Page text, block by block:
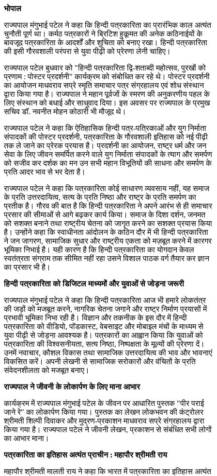
भोपाल
राज्यपाल मंगुभाई पटेल ने कहा कि हिन्दी पत्रकारिता का प्रारंभिक काल अत्यंत
चुनौती पूर्ण था। कर्मठ पत्रकारों ने ब्रिटिश हुकूमत की अनेक कठिनाईयों के
बावजूद पत्रकारिता के आदर्शों और शुचिता को बनाए रखा। हिन्दी पत्रकारिता
की इसी गौरवशाली परंपरा से युवा पीढ़ी को प्रेरणा लेनी चाहिए।
राज्यपाल पटेल बुधवार को "हिन्दी पत्रकारिता द्वि-शताब्दी महोत्सव, पुरखों को
प्रणाम : पोस्टर प्रदर्शनी" कार्यक्रम को संबोधित कर रहे थे। पोस्टर प्रदर्शनी
का आयोजन माधवराव सप्रे स्मृति समाचार पत्र संग्रहालय एवं शोध संस्थान
द्वारा किया गया है। राज्यपाल ने महान पूर्वजों के स्मरण की अनुकरणीय पहल के
लिए संस्थान को बधाई और साधुवाद दिया। इस अवसर पर राज्यपाल के प्रमुख
सचिव डॉ. नवनीत मोहन कोठारी भी मौजूद थे।
राज्यपाल पटेल ने कहा कि ऐतिहासिक हिन्दी पत्र-पत्रिकाओं और युग निर्माता
संपादकों की पोस्टर प्रदर्शनी, पत्रकारिता के गौरवशाली इतिहास को नई पीढ़ी
तक ले जाने का प्रेरक प्रयास है। प्रदर्शनी का आयोजन, राष्ट्र धर्म और जन
सेवा के लिए जीवन समर्पित करने वाले युग निर्माता संपादकों के त्याग और समर्पण
को सजीव कर दर्शक का मन उन सभी महान विभूतियों की साधना और समर्पण के
प्रति आदर भाव से भर देता है।
राज्यपाल पटेल ने कहा कि पत्रकारिता कोई साधारण व्यवसाय नहीं, यह समाज
के प्रति उत्तरदायित्व, सत्य के प्रति निष्ठा और राष्ट्र के प्रति समर्पण का
प्रतीक है। गौरव की बात है कि हिन्दी पत्रकारिता ने अपने आरंभ से ही समाचार
प्रसार की सीमाओं से आगे बढ़कर कार्य किया। समाज के दिशा दर्शन, जनमत
को सशक्त बनाने तथा राष्ट्रीय चेतना को जागृत करने का सशक्त प्रयास किया
है। उन्होंने कहा कि स्वाधीनता आंदोलन के कठिन दौर में भी हिन्दी पत्रकारिता
ने जन जागरण, सामाजिक सुधार और राष्ट्रीय एकता को मज़बूत करने में कारगर
भूमिका निभाई है। यही कारण है कि हिन्दी पत्रकारिता का योगदान केवल
स्वतंत्रता संग्राम तक सीमित नहीं रहा उसने विशाल पाठक वर्ग तैयार कर ज्ञान
का प्रसार भी है।
हिन्दी पत्रकारिता को डिजिटल माध्यमों और युवाओं से जोड़ना जरूरी
राज्यपाल मंगुभाई पटेल ने कहा कि हिन्दी पत्रकारिता आज भी हमारे लोकतंत्र
की जड़ों को मजबूत करने, नागरिक चेतना जगाने और राष्ट्र निर्माण प्रयासों में
प्रभावी भूमिका निभा रही है। विज्ञान और तकनीक के इस दौर में हिन्दी
पत्रकारिता को वीडियो, पॉडकास्ट, वेबसाइट और मोबाइल मंचों के माध्यम से
युवा पीढ़ी से जोड़ना आवश्यक है। पत्रकारों का आह्वान किया कि युवाओं को
पत्रकारिता की विश्वसनीयता, सत्य निष्ठा, निष्पक्षता के मूल्यों की प्रेरणा दें।
उनमें नवाचार, कौशल विकास तथा सामाजिक उत्तरदायित्व की भाव और भावनाएं
विकसित करें। अपनी लेखनी से सामाजिक सरोकारों और वंचितों के प्रति
संवेदनशीलता को मजबूत बनाए।
राज्यपाल ने जीवनी के लोकार्पण के लिए माना आभार
कार्यक्रम में राज्यपाल मंगुभाई पटेल के जीवन पर आधारित पुस्तक "पीर पराई
जाने रे" का लोकार्पण किया गया। पुस्तक का लेखन लोकभवन की कंट्रोलर
श्रीमती शिल्पी दिवाकर और मुद्रण-प्रकाशन माधवराव सप्रे संग्रहालय द्वारा
किया गया है। राज्यपाल पटेल ने जीवनी लेखन, प्रकाशन से संबंधित सभी लोगों
का आभार माना।
पत्रकारिता का इतिहास अत्यंत प्राचीन : महापौर श्रीमती राय
महापौर श्रीमती मालती राय ने कहा कि भारत में पत्रकारिता का इतिहास अत्यंत